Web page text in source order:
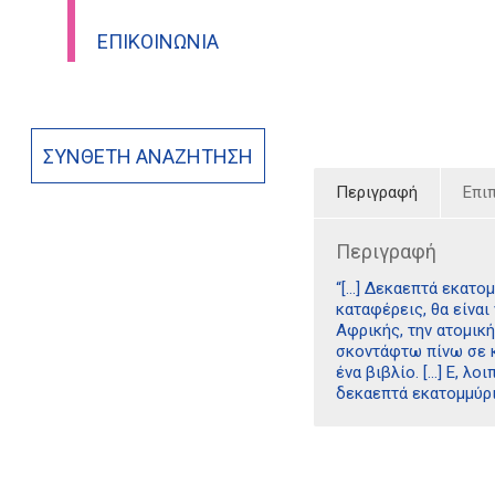
ΕΠΙΚΟΙΝΩΝΊΑ
ΣΎΝΘΕΤΗ ΑΝΑΖΉΤΗΣΗ
Περιγραφή
Περιγραφή
“[…] Δεκαεπτά
καταφέρεις, θα
Αφρικής, την
σκοντάφτω πίνω σε
ένα βιβλίο. […] Ε,
δεκαεπτά